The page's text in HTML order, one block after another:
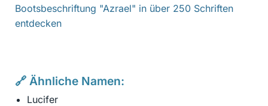
Bootsbeschriftung "Azrael" in über 250 Schriften
entdecken
🔗 Ähnliche Namen:
Lucifer